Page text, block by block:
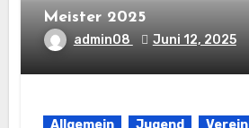
Meister 2025
admin08 Juni 12, 2025
Allgemein Jugend Verein